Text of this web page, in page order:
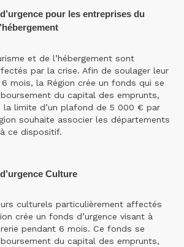
pour les entreprises du
et de l’hébergement sont
par la crise. Afin de soulager leur
mois, la Région crée un fonds qui se
du capital des emprunts,
la limite d’un plafond de 5 000 € par
souhaite associer les départements
ce dispositif.
Culture
culturels particulièrement affectés
crée un fonds d’urgence visant à
pendant 6 mois. Ce fonds se
du capital des emprunts,